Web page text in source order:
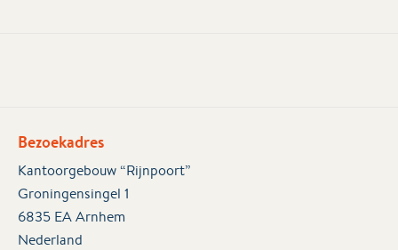
Bezoekadres
Kantoorgebouw “Rijnpoort”
Groningensingel 1
6835 EA Arnhem
Nederland